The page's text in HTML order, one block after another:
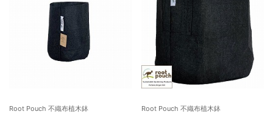
Root Pouch 不織布植木鉢 Root Pouch 不織布植木鉢